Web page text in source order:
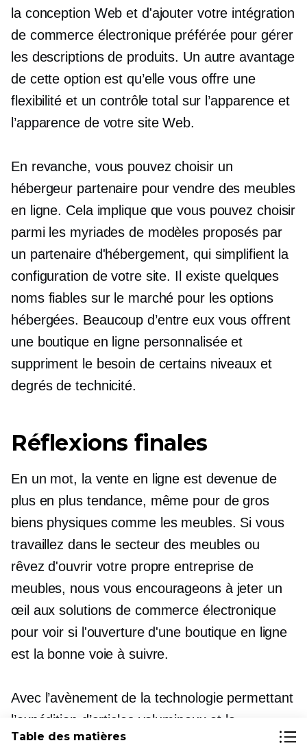
la conception Web et d'ajouter votre intégration
de commerce électronique préférée pour gérer
les descriptions de produits. Un autre avantage
de cette option est qu’elle vous offre une
flexibilité et un contrôle total sur l’apparence et
l’apparence de votre site Web.
En revanche, vous pouvez choisir un
hébergeur partenaire pour vendre des meubles
en ligne. Cela implique que vous pouvez choisir
parmi les myriades de modèles proposés par
un partenaire d'hébergement, qui simplifient la
configuration de votre site. Il existe quelques
noms fiables sur le marché pour les options
hébergées. Beaucoup d’entre eux vous offrent
une boutique en ligne personnalisée et
suppriment le besoin de certains niveaux et
degrés de technicité.
Réflexions finales
En un mot, la vente en ligne est devenue de
plus en plus tendance, même pour de gros
biens physiques comme les meubles. Si vous
travaillez dans le secteur des meubles ou
rêvez d'ouvrir votre propre entreprise de
meubles, nous vous encourageons à jeter un
œil aux solutions de commerce électronique
pour voir si l'ouverture d'une boutique en ligne
est la bonne voie à suivre.
Avec l’avènement de la technologie permettant
l’expédition d’articles volumineux et la
croissance du commerce électronique en tant
Table des matières